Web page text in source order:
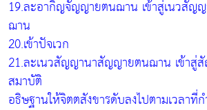
19.ละอากิญจัญญายตนฌาน เข้าสู่เนวสัญ
ฌาน
20.เข้าปัจเวก
21.ละเนวสัญญานาสัญญายตนฌาน เข้าสู่
สมาบัติ
อธิษฐานให้จิตตสังขารดับลงไปตามเวลาที่